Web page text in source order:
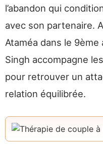
l’abandon qui
avec son partenaire.
Ataméa dans le
Singh accompagne
pour retrouver un
relation équilibrée.